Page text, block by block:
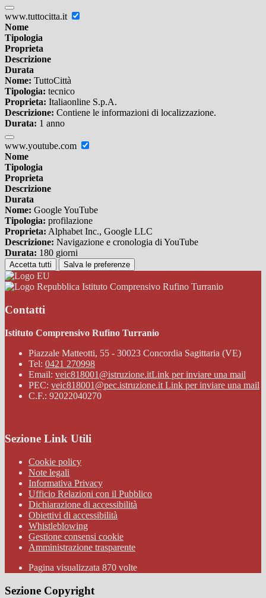
www.tuttocitta.it
Nome
Tipologia
Proprieta
Descrizione
Durata
Nome: TuttoCittà
Tipologia: tecnico
Proprieta: Italiaonline S.p.A.
Descrizione: Contiene le informazioni di localizzazione.
Durata: 1 anno
www.youtube.com
Nome
Tipologia
Proprieta
Descrizione
Durata
Nome: Google YouTube
Tipologia: profilazione
Proprieta: Alphabet Inc., Google LLC
Descrizione: Navigazione e cronologia di YouTube
Durata: 180 giorni
Accetta tutti Salva le preferenze
Istituto Comprensivo Rufino Turranio
Contatti
Istituto Comprensivo Rufino Turranio
Piazzale Matteotti, 55 - 30023 Concordia Sagittaria (VE)
Tel: 0421 270998
Email: veic818001@istruzione.itLink per inviare una mail
PEC: veic818001@pec.istruzione.it Link per inviare una mail
C.F.: 92022040270
Sezione Link Utili
Cookie policy
Note legali
Informativa Privacy
Ufficio Relazioni con il Pubblico
Dichiarazione di accessibilità
Obiettivi di accessibilità
Whistleblowing
Gestione consensi cookie
Amministrazione trasparente
Pagina visualizzata 870 volte
Sezione Copyright